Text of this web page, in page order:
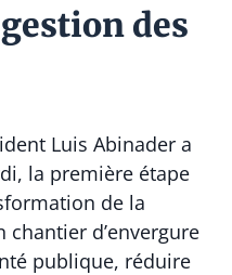
des
Luis Abinader a
la première étape
de la
chantier d’envergure
publique, réduire